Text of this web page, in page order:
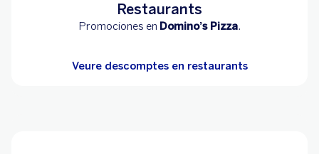
Restaurants
Promociones en Domino’s Pizza.
Veure descomptes en restaurants